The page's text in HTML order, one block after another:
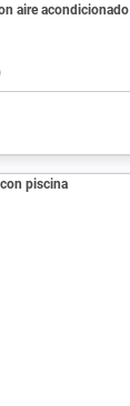
aire acondicionado